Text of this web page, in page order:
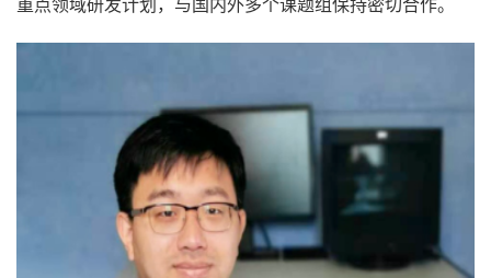
重点领域研发计划，与国内外多个课题组保持密切合作。